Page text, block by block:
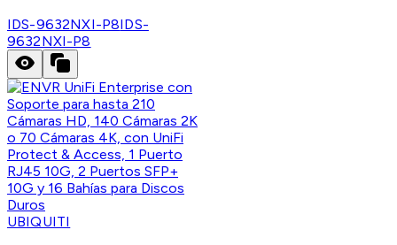
IDS-9632NXI-P8IDS-
9632NXI-P8
UBIQUITI